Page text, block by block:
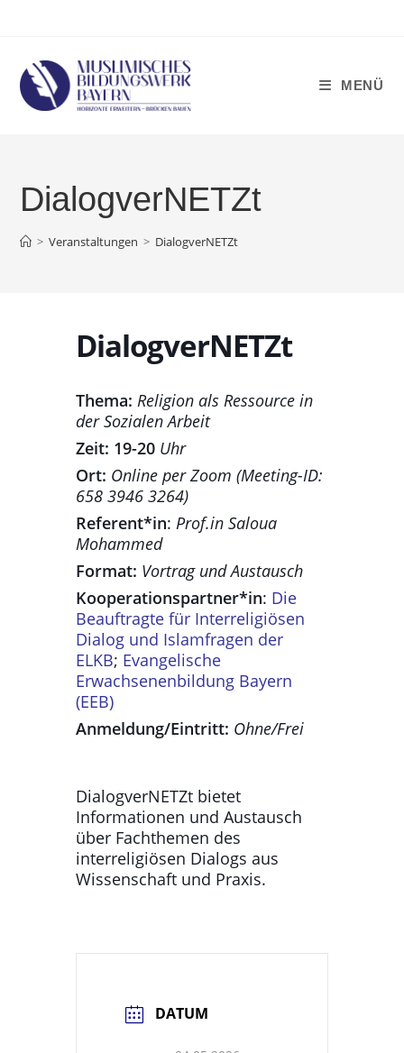
MENÜ
DialogverNETZt
> Veranstaltungen > DialogverNETZt
DialogverNETZt
Thema: Religion als Ressource in
der Sozialen Arbeit
Zeit: 19-20 Uhr
Ort: Online per Zoom (Meeting-ID:
658 3946 3264)
Referent*in: Prof.in Saloua
Mohammed
Format: Vortrag und Austausch
Kooperationspartner*in: Die
Beauftragte für Interreligiösen
Dialog und Islamfragen der
ELKB; Evangelische
Erwachsenenbildung Bayern
(EEB)
Anmeldung/Eintritt: Ohne/Frei
DialogverNETZt bietet
Informationen und Austausch
über Fachthemen des
interreligiösen Dialogs aus
Wissenschaft und Praxis.
DATUM